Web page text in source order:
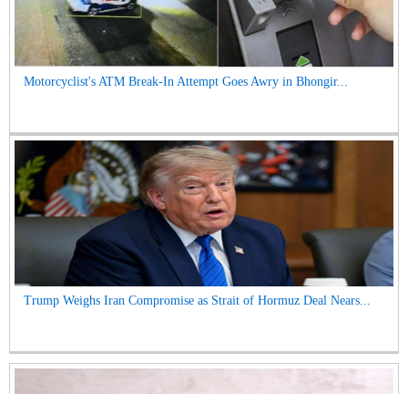
Motorcyclist's ATM Break-In Attempt Goes Awry in Bhongir...
Trump Weighs Iran Compromise as Strait of Hormuz Deal Nears...